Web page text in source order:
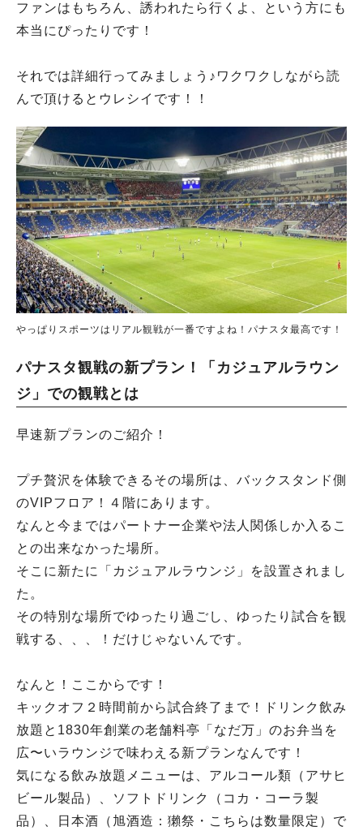
ファンはもちろん、誘われたら行くよ、という方にも
本当にぴったりです！
それでは詳細行ってみましょう♪ワクワクしながら読
んで頂けるとウレシイです！！
やっぱりスポーツはリアル観戦が一番ですよね！パナスタ最高です！
パナスタ観戦の新プラン！「カジュアルラウン
ジ」での観戦とは
早速新プランのご紹介！
プチ贅沢を体験できるその場所は、バックスタンド側
のVIPフロア！４階にあります。
なんと今まではパートナー企業や法人関係しか入るこ
との出来なかった場所。
そこに新たに「カジュアルラウンジ」を設置されまし
た。
その特別な場所でゆったり過ごし、ゆったり試合を観
戦する、、、！だけじゃないんです。
なんと！ここからです！
キックオフ２時間前から試合終了まで！ドリンク飲み
放題と1830年創業の老舗料亭「なだ万」のお弁当を
広〜いラウンジで味わえる新プランなんです！
気になる飲み放題メニューは、アルコール類（アサヒ
ビール製品）、ソフトドリンク（コカ・コーラ製
品）、日本酒（旭酒造：獺祭・こちらは数量限定）で